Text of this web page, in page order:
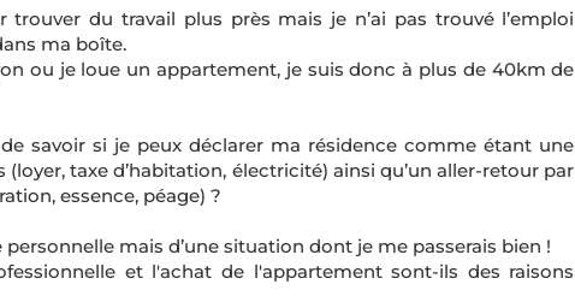
trouver du travail plus près mais je n’ai pas trouvé l’emploi
ma boîte.
ou je loue un appartement, je suis donc à plus de 40km de
savoir si je peux déclarer ma résidence comme étant une
taxe d’habitation, électricité) ainsi qu’un aller-retour par
essence, péage) ?
mais d’une situation dont je me passerais bien !
et l'achat de l'appartement sont-ils des raisons